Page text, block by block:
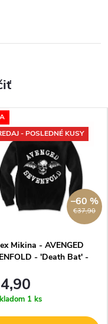
- POSLEDNÉ KUSY
€37,90
–60 %
Mikina - AVENGED
- 'Death Bat' -
1 ks